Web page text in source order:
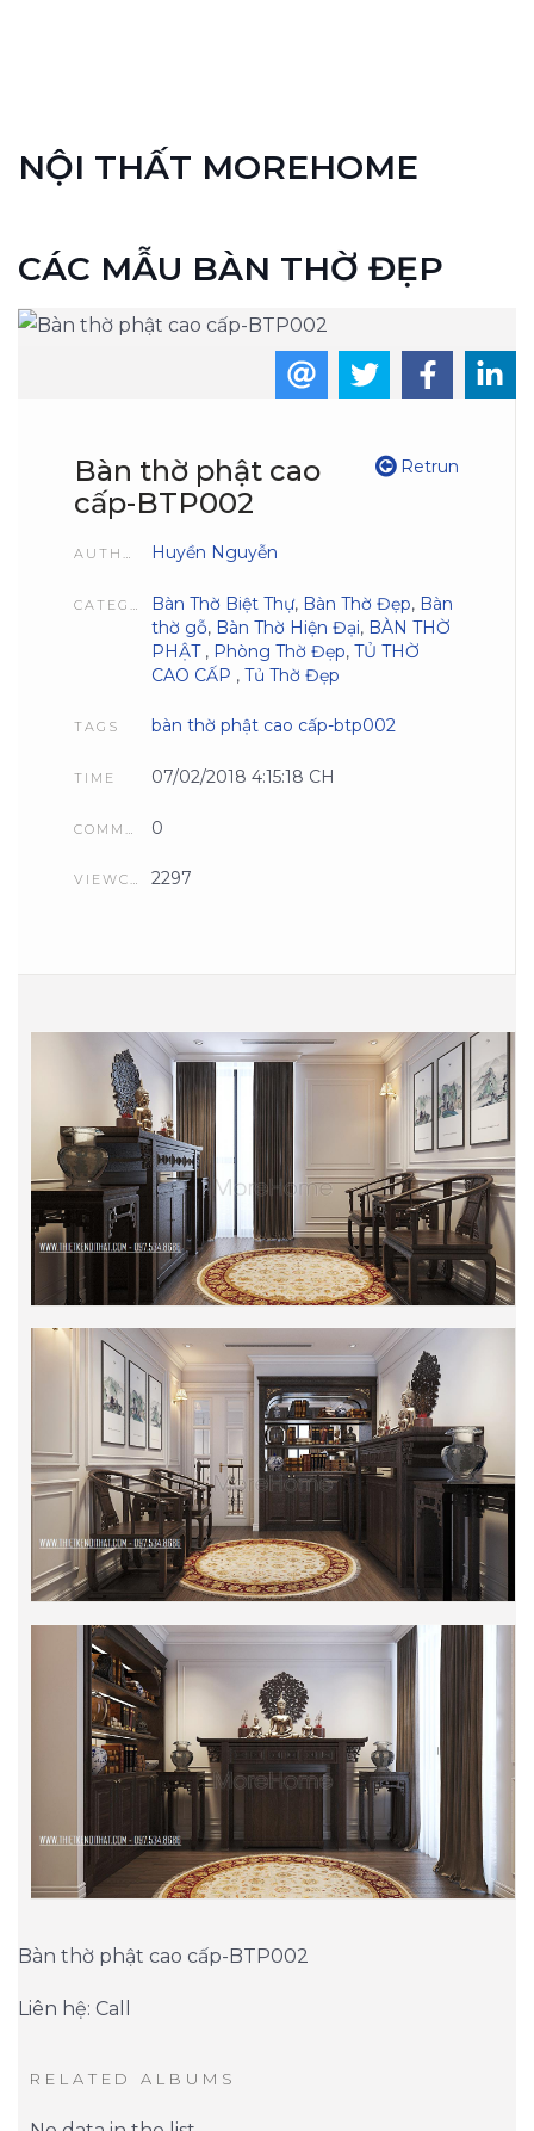
NỘI THẤT MOREHOME
CÁC MẪU BÀN THỜ ĐẸP
Retrun
Bàn thờ phật cao
cấp-BTP002
AUTHOR Huyền Nguyễn
Bàn Thờ Biệt Thự, Bàn Thờ Đẹp, Bàn
thờ gỗ, Bàn Thờ Hiện Đại, BÀN THỜ
PHẬT , Phòng Thờ Đẹp, TỦ THỜ
CAO CẤP , Tủ Thờ Đẹp
TAGS bàn thờ phật cao cấp-btp002
TIME 07/02/2018 4:15:18 CH
0
VIEWCOUNT 2297
Bàn thờ phật cao cấp-BTP002
Liên hệ: Call
RELATED ALBUMS